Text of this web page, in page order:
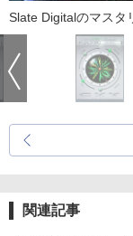
Slate Digitalのマスタ
関連記事